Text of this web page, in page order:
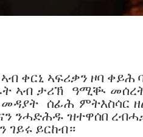
ቀርኒ ኣፍሪቃን ዞባ ቀይሕ
ኣብ ታሪኽ ዓሚቚ መሰረት
ሰፊሕ ምትእስሳር
ንሓድሕዱ ዝተዋሰበ
ገይሩ ይርከብ።